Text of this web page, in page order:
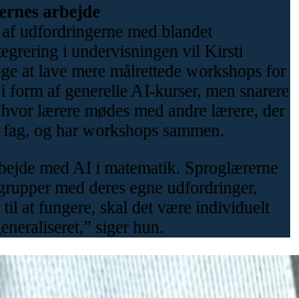
arbejde
udfordringerne med blandet
i undervisningen vil Kirsti
at lave mere målrettede workshops for
af generelle AI-kurser, men snarere
lærere mødes med andre lærere, der
og har workshops sammen.
med AI i matematik. Sproglærerne
med deres egne udfordringer,
at fungere, skal det være individuelt
siger hun.